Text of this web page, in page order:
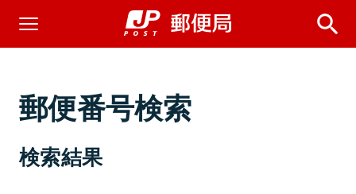
郵便番号検索
検索結果